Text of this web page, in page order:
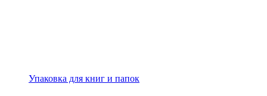
Упаковка для книг и папок